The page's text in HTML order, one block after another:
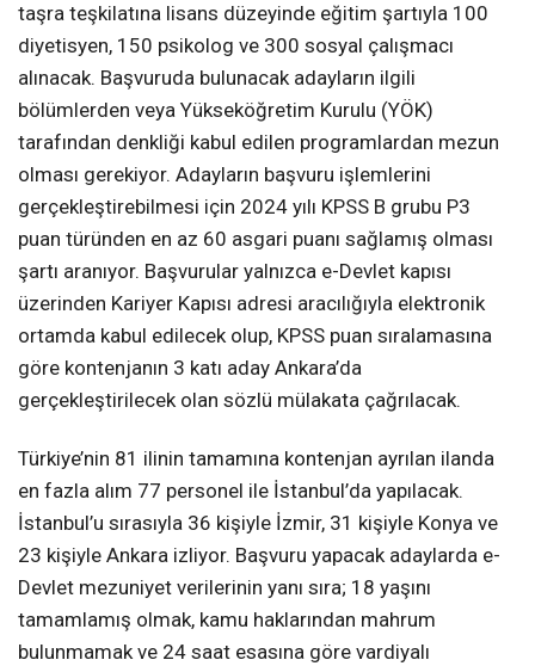
taşra teşkilatına lisans düzeyinde eğitim şartıyla 100
diyetisyen, 150 psikolog ve 300 sosyal çalışmacı
alınacak. Başvuruda bulunacak adayların ilgili
bölümlerden veya Yükseköğretim Kurulu (YÖK)
tarafından denkliği kabul edilen programlardan mezun
olması gerekiyor. Adayların başvuru işlemlerini
gerçekleştirebilmesi için 2024 yılı KPSS B grubu P3
puan türünden en az 60 asgari puanı sağlamış olması
şartı aranıyor. Başvurular yalnızca e-Devlet kapısı
üzerinden Kariyer Kapısı adresi aracılığıyla elektronik
ortamda kabul edilecek olup, KPSS puan sıralamasına
göre kontenjanın 3 katı aday Ankara’da
gerçekleştirilecek olan sözlü mülakata çağrılacak.
Türkiye’nin 81 ilinin tamamına kontenjan ayrılan ilanda
en fazla alım 77 personel ile İstanbul’da yapılacak.
İstanbul’u sırasıyla 36 kişiyle İzmir, 31 kişiyle Konya ve
23 kişiyle Ankara izliyor. Başvuru yapacak adaylarda e-
Devlet mezuniyet verilerinin yanı sıra; 18 yaşını
tamamlamış olmak, kamu haklarından mahrum
bulunmamak ve 24 saat esasına göre vardiyalı